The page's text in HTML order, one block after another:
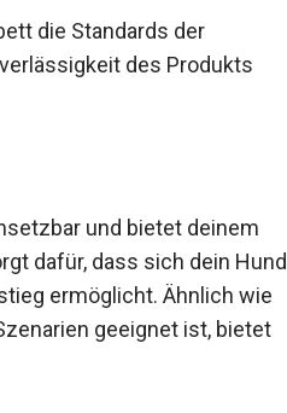
die Standards der
des Produkts
und bietet deinem
dafür, dass sich dein Hund
ermöglicht. Ähnlich wie
geeignet ist, bietet